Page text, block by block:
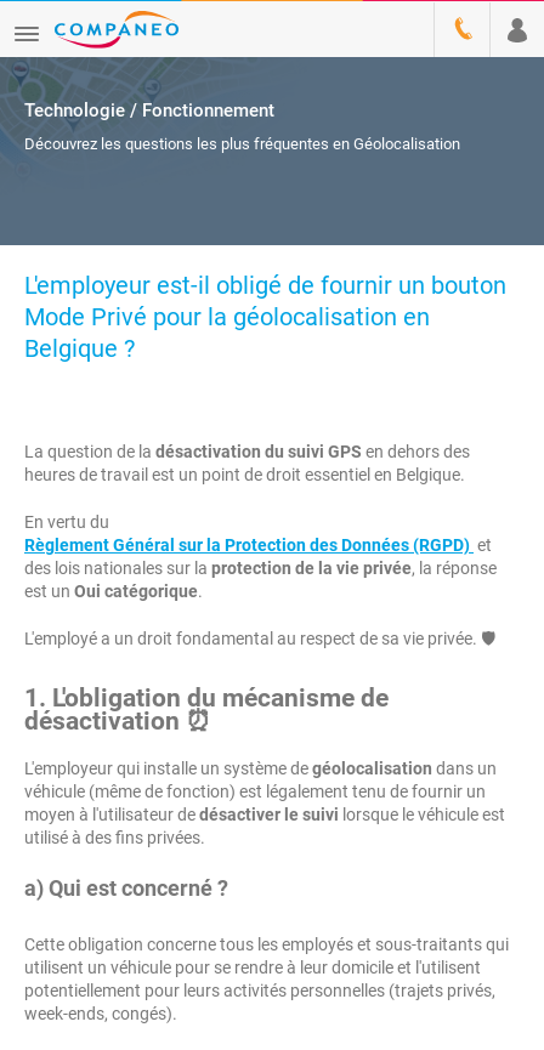
Technologie / Fonctionnement
Découvrez les questions les plus fréquentes en Géolocalisation
L'employeur est-il obligé de fournir un bouton
Mode Privé pour la géolocalisation en
Belgique ?
La question de la désactivation du suivi GPS en dehors des
heures de travail est un point de droit essentiel en Belgique.
En vertu du
Règlement Général sur la Protection des Données (RGPD) et
des lois nationales sur la protection de la vie privée, la réponse
est un Oui catégorique.
L'employé a un droit fondamental au respect de sa vie privée. 🛡️
1. L'obligation du mécanisme de
désactivation ⏰
L'employeur qui installe un système degéolocalisation dans un
véhicule (même de fonction) est légalement tenu de fournir un
moyen à l'utilisateur dedésactiver le suivi lorsque le véhicule est
utilisé à des fins privées.
a) Qui est concerné ?
Cette obligation concerne tous les employés et sous-traitants qui
utilisent un véhicule pour se rendre à leur domicile et l'utilisent
potentiellement pour leurs activités personnelles (trajets privés,
week-ends, congés).